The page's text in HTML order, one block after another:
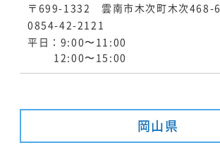
〒699-1332 雲南市木次町木次468-6
0854-42-2121
平日：9:00〜11:00
12:00〜15:00
岡山県